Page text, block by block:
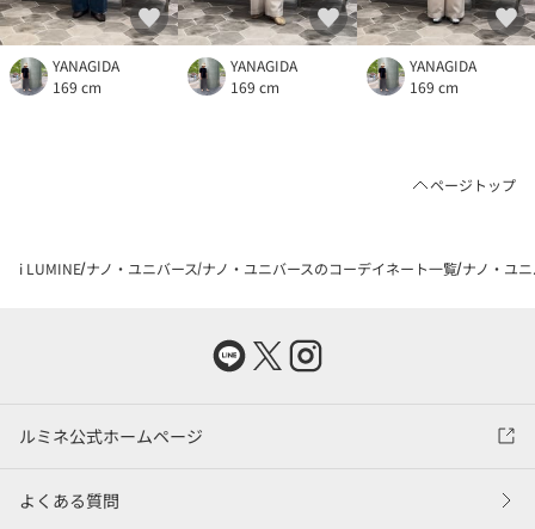
YANAGIDA
169 cm
YANAGIDA
169 cm
YANAGIDA
169 cm
ページトップ
i LUMINE ナノ・ユニバース ナノ・ユニバースのコーデイネート一覧 ナノ・ユ
ルミネ公式ホームページ
よくある質問